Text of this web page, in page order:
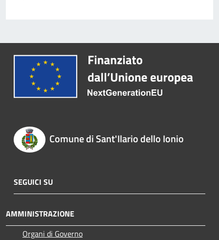
Comune di Sant'Ilario dello Ionio
SEGUICI SU
AMMINISTRAZIONE
Organi di Governo